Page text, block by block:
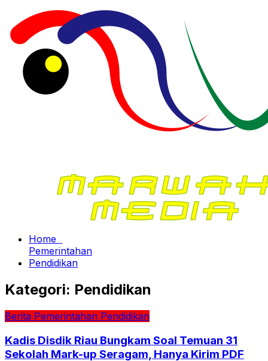
Home
Pemerintahan
Pendidikan
Kategori: Pendidikan
Berita Pemerintahan Pendidikan
Kadis Disdik Riau Bungkam Soal Temuan 31
Sekolah Mark-up Seragam, Hanya Kirim PDF